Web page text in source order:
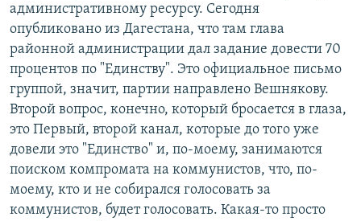
административному ресурсу. Сегодня
опубликовано из Дагестана, что там глава
районной администрации дал задание довести 70
процентов по "Единству". Это официальное письмо
группой, значит, партии направлено Вешнякову.
Второй вопрос, конечно, который бросается в глаза,
это Первый, второй канал, которые до того уже
довели это "Единство" и, по-моему, занимаются
поиском компромата на коммунистов, что, по-
моему, кто и не собирался голосовать за
коммунистов, будет голосовать. Какая-то просто